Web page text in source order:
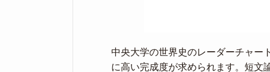
中央大学の世界史のレーダーチャー
に高い完成度が求められます。短文